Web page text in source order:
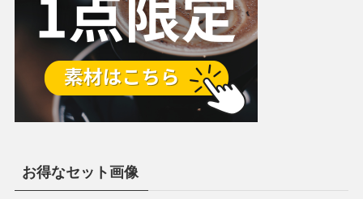
お得なセット画像